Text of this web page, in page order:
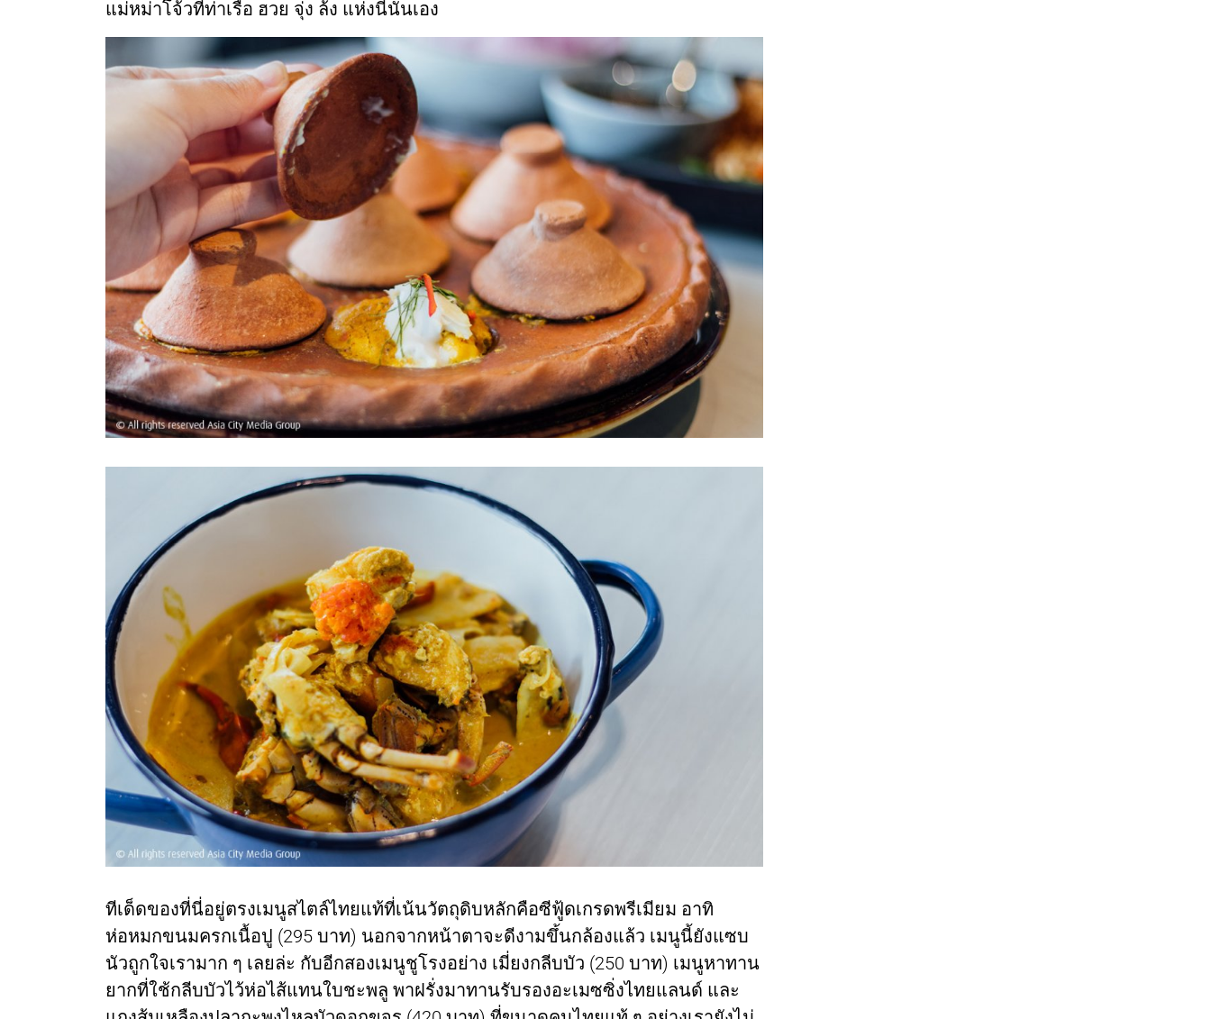
แม่หม่าโจ้วที่ท่าเรือ ฮวย จุ่ง ล้ง แห่งนี้นั่นเอง
ทีเด็ดของที่นี่อยู่ตรงเมนูสไตล์ไทยแท้ที่เน้นวัตถุดิบหลักคือซีฟู้ดเกรดพรีเมียม อาทิ
ห่อหมกขนมครกเนื้อปู (295 บาท) นอกจากหน้าตาจะดีงามขึ้นกล้องแล้ว เมนูนี้ยังแซบ
นัวถูกใจเรามาก ๆ เลยล่ะ กับอีกสองเมนูชูโรงอย่าง เมี่ยงกลีบบัว (250 บาท) เมนูหาทาน
ยากที่ใช้กลีบบัวไว้ห่อไส้แทนใบชะพลู พาฝรั่งมาทานรับรองอะเมซซิ่งไทยแลนด์ และ